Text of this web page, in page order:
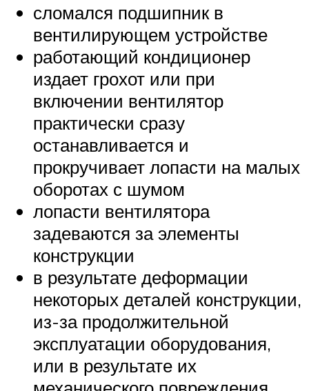
сломался подшипник в
вентилирующем устройстве
работающий кондиционер
издает грохот или при
включении вентилятор
практически сразу
останавливается и
прокручивает лопасти на малых
оборотах с шумом
лопасти вентилятора
задеваются за элементы
конструкции
в результате деформации
некоторых деталей конструкции,
из-за продолжительной
эксплуатации оборудования,
или в результате их